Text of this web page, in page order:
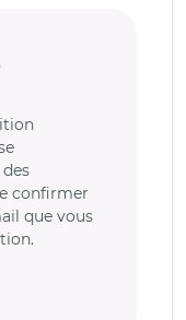
confirmer
que vous